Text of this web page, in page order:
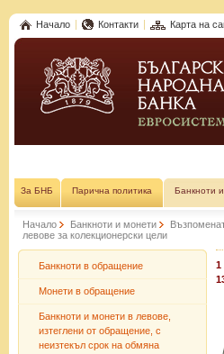
Начало Контакти Карта на
За БНБ Парична политика Банкноти
Начало Банкноти и монети
левове за колекционерски цели
Банкноти в обращение
Монети в обращение
Банкноти и монети в левове,
изтеглени от обращение, с
неизтекъл срок на обмяна
1